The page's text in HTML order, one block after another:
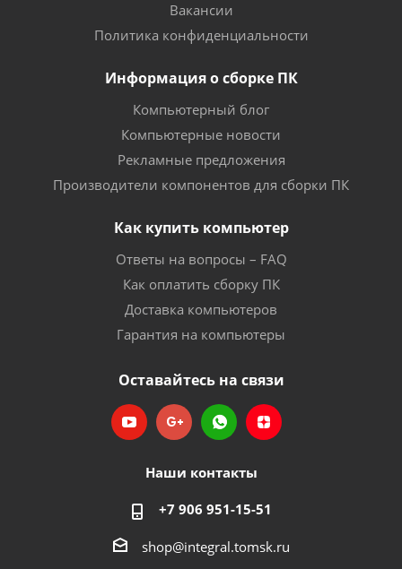
Вакансии
Политика конфиденциальности
Информация о сборке ПК
Компьютерный блог
Компьютерные новости
Рекламные предложения
Производители компонентов для сборки ПК
Как купить компьютер
Ответы на вопросы – FAQ
Как оплатить сборку ПК
Доставка компьютеров
Гарантия на компьютеры
Оставайтесь на связи
Наши контакты
+7 906 951-15-51
shop@integral.tomsk.ru